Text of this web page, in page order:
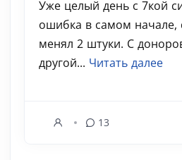
Уже целый день с 7кой
ошибка в самом начале,
менял 2 штуки. С
другой... Читать далее
13